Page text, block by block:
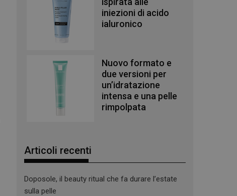
iniezioni di acido
ialuronico
Nuovo formato e
due versioni per
un’idratazione
intensa e una pelle
rimpolpata
Articoli recenti
Doposole, il beauty ritual che fa durare l’estate
sulla pelle